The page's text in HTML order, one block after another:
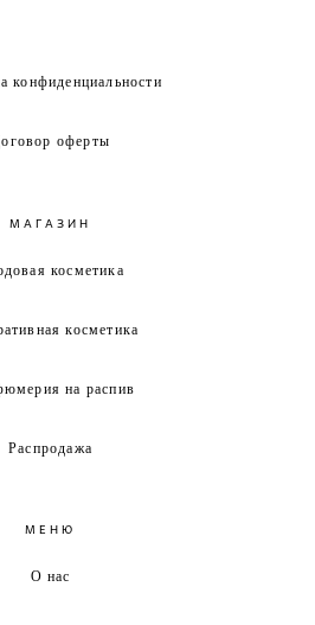
конфиденциальности
оферты
МАГАЗИН
косметика
косметика
на распив
Распродажа
МЕНЮ
О нас